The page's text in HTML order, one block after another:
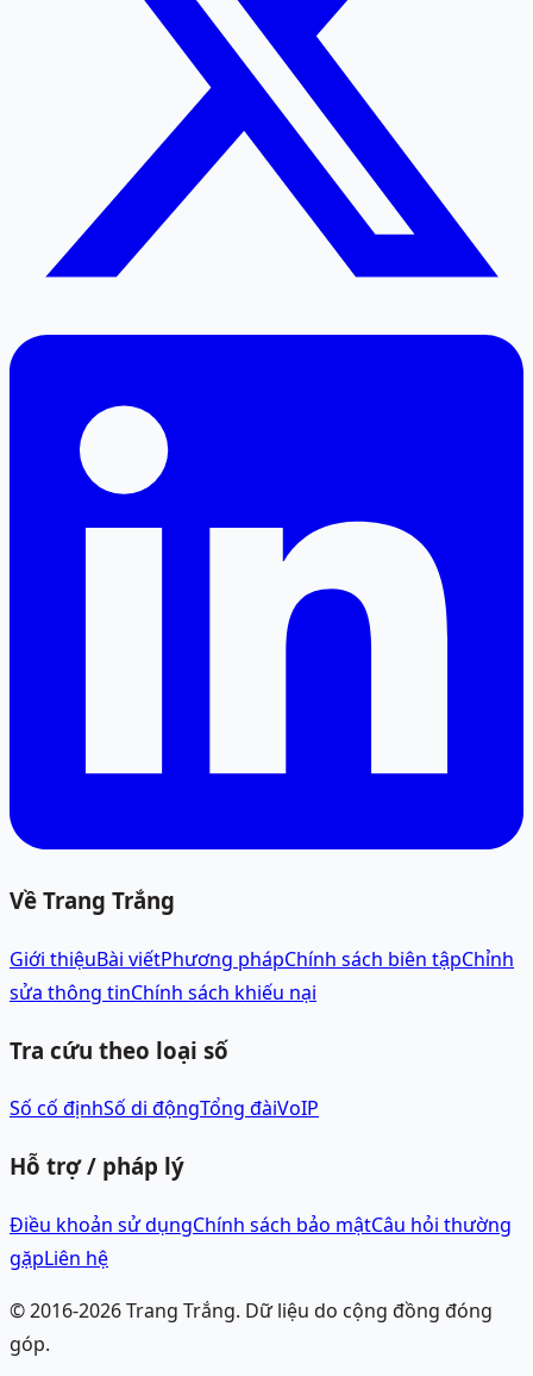
Về Trang Trắng
Giới thiệuBài viếtPhương phápChính sách biên tậpChỉnh
sửa thông tinChính sách khiếu nại
Tra cứu theo loại số
Số cố địnhSố di độngTổng đàiVoIP
Hỗ trợ / pháp lý
Điều khoản sử dụngChính sách bảo mậtCâu hỏi thường
gặpLiên hệ
© 2016-2026Trang Trắng. Dữ liệu do cộng đồng đóng
góp.